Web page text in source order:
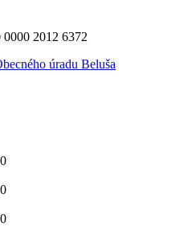
2012 6372
úradu Beluša